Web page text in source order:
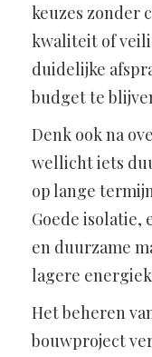
keuzes zonder
kwaliteit of
duidelijke
budget te
Denk ook na
wellicht iets
op lange
Goede
en duurzame
lagere
Het beheren
bouwproject